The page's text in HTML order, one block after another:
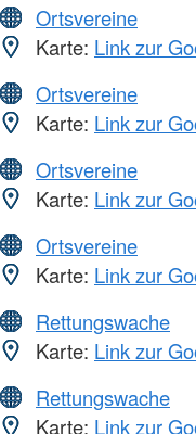
Ortsvereine
Karte: Link zur
Ortsvereine
Karte: Link zur
Ortsvereine
Karte: Link zur
Ortsvereine
Karte: Link zur
Rettungswache
Karte: Link zur
Rettungswache
Karte: Link zur